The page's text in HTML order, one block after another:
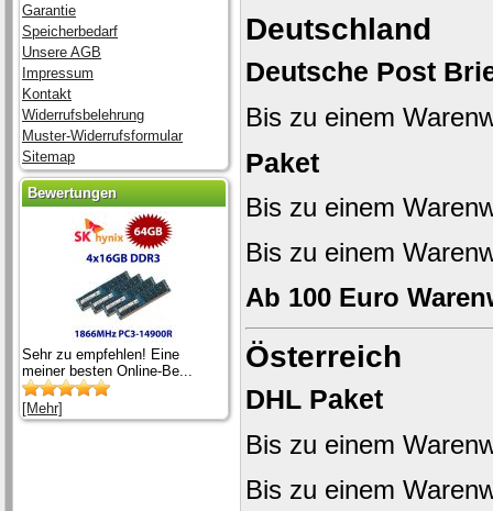
Deutschland
Deutsche Post
Bis zu einem
Paket
Bis zu einem
Bis zu einem
Ab 100 Euro
Österreich
DHL Paket
Bis zu einem
Bis zu einem
Garantie
Speicherbedarf
Unsere AGB
Impressum
Kontakt
Widerrufsbelehrung
Muster-Widerrufsformular
Sitemap
Bewertungen
Sehr zu empfehlen! Eine
meiner besten Online-Be...
[Mehr]